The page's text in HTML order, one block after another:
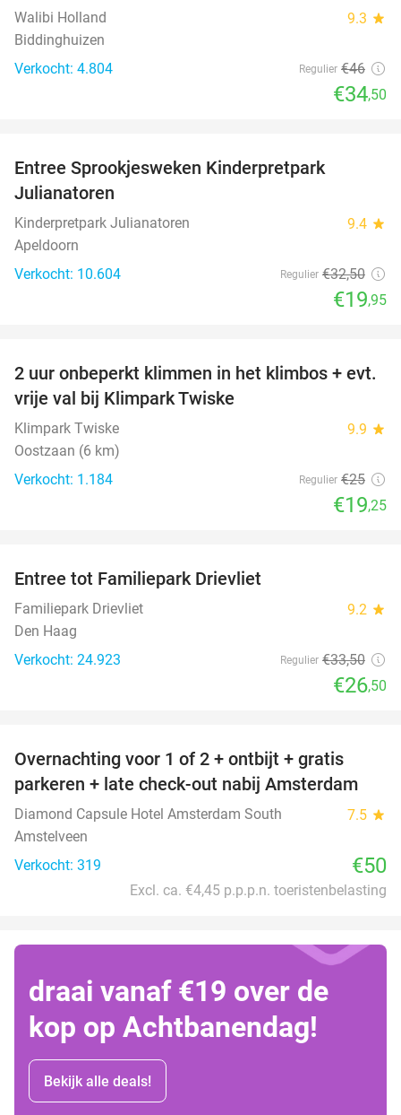
Walibi Holland 9.3 star
Biddinghuizen
Verkocht: 4.804
Regulier €46
€34,50
Entree Sprookjesweken Kinderpretpark
Julianatoren
Kinderpretpark Julianatoren 9.4 star
Apeldoorn
Verkocht: 10.604
Regulier €32,50
€19,95
23%
2 uur onbeperkt klimmen in het klimbos + evt.
vrije val bij Klimpark Twiske
Klimpark Twiske 9.9 star
Oostzaan (6 km)
Verkocht: 1.184
Regulier €25
€19,25
Entree tot Familiepark Drievliet
Familiepark Drievliet 9.2 star
Den Haag
Verkocht: 24.923
Regulier €33,50
€26,50
Overnachting voor 1 of 2 + ontbijt + gratis
parkeren + late check-out nabij Amsterdam
Diamond Capsule Hotel Amsterdam South 7.5 star
Amstelveen
Verkocht: 319
€50
Excl. ca. €4,45 p.p.p.n. toeristenbelasting
draai vanaf €19 over de
kop op Achtbanendag!
Bekijk alle deals!